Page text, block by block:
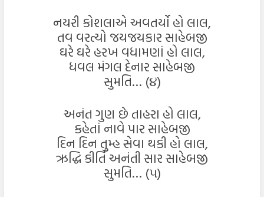
નયરી કોશલાએ અવતર્યો હો લાલ,
તવ વરત્યો જયજયકાર સાહેબજી
ઘરે ઘરે હરખ વધામણાં હો લાલ,
ધવલ મંગલ દેનાર સાહેબજી
સુમતિ… (૪)
અનંત ગુણ છે તાહરા હો લાલ,
કહેતાં નાવે પાર સાહેબજી
દિન દિન તુમ્હ સેવા થકી હો લાલ,
ઋદ્ધિ કીર્તિ અનંતી સાર સાહેબજી
સુમતિ… (૫)